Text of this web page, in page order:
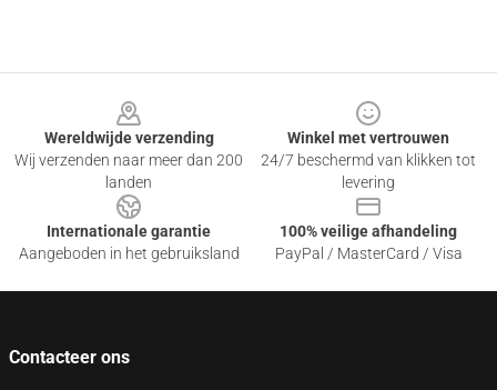
Wereldwijde verzending
Wij verzenden naar meer dan 200
landen
Winkel met vertrouwen
24/7 beschermd van klikken tot
levering
Internationale garantie
Aangeboden in het gebruiksland
100% veilige afhandeling
PayPal / MasterCard / Visa
Contacteer ons